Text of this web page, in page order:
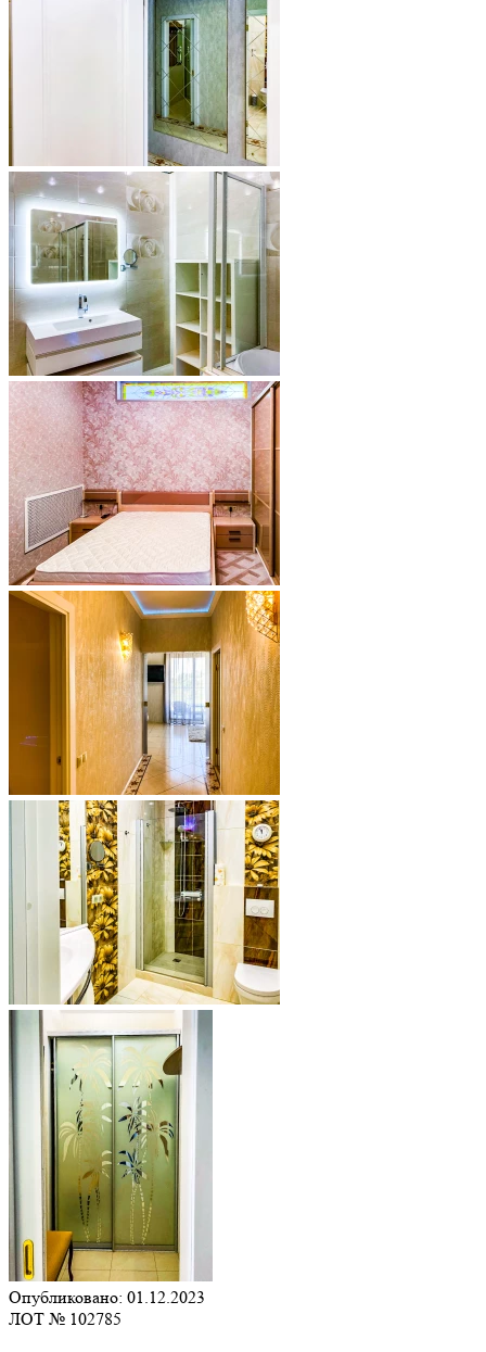
Опубликовано: 01.12.2023
ЛОТ № 102785